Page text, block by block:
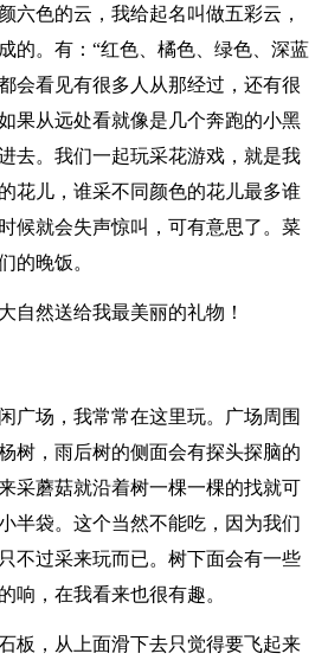
六色的云，我给起名叫做五彩云，
的。有：“红色、橘色、绿色、深蓝
会看见有很多人从那经过，还有很
果从远处看就像是几个奔跑的小黑
去。我们一起玩采花游戏，就是我
花儿，谁采不同颜色的花儿最多谁
候就会失声惊叫，可有意思了。菜
的晚饭。
自然送给我最美丽的礼物！
广场，我常常在这里玩。广场周围
树，雨后树的侧面会有探头探脑的
采蘑菇就沿着树一棵一棵的找就可
半袋。这个当然不能吃，因为我们
不过采来玩而已。树下面会有一些
响，在我看来也很有趣。
板，从上面滑下去只觉得要飞起来